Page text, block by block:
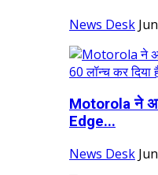
News Desk
Motorola ने
Edge...
News Desk